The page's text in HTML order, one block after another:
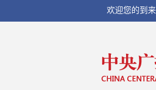
欢迎您的到